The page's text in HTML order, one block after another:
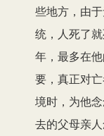
些地方，由
统，人死了
年，最多在
要，真正对
境时，为他
去的父母亲